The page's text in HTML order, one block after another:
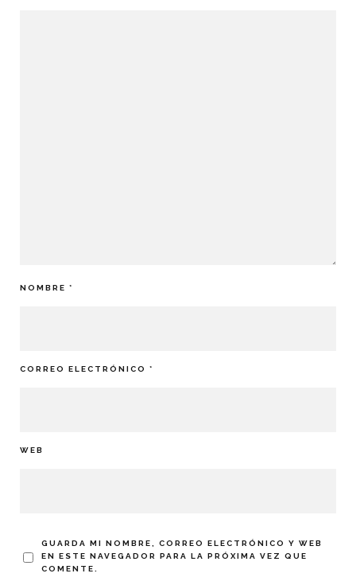
NOMBRE *
CORREO ELECTRÓNICO *
WEB
GUARDA MI NOMBRE, CORREO ELECTRÓNICO Y WEB
EN ESTE NAVEGADOR PARA LA PRÓXIMA VEZ QUE
COMENTE.